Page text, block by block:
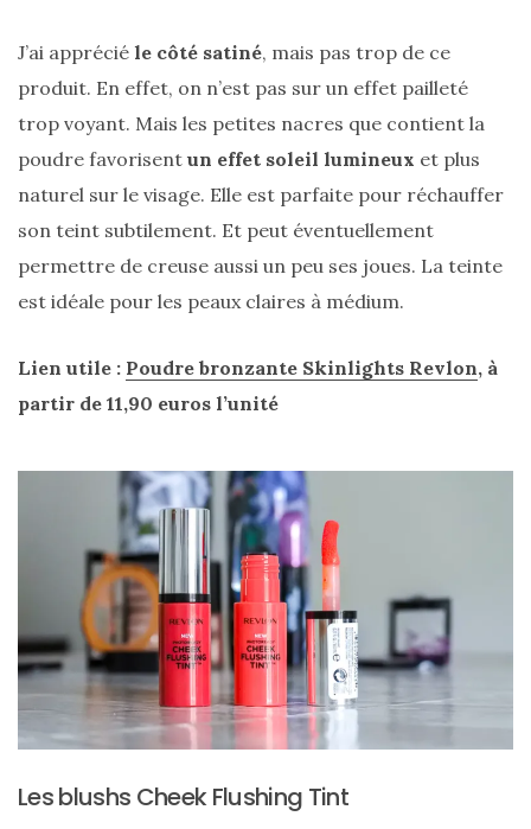
J’ai apprécié le côté satiné, mais pas trop de ce
produit. En effet, on n’est pas sur un effet pailleté
trop voyant. Mais les petites nacres que contient la
poudre favorisent un effet soleil lumineux et plus
naturel sur le visage. Elle est parfaite pour réchauffer
son teint subtilement. Et peut éventuellement
permettre de creuse aussi un peu ses joues. La teinte
est idéale pour les peaux claires à médium.
Lien utile : Poudre bronzante Skinlights Revlon, à
partir de 11,90 euros l’unité
Les blushs Cheek Flushing Tint